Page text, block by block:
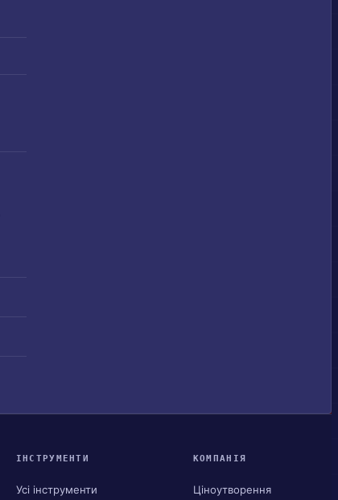
ІНСТРУМЕНТИ
Усі інструменти
КОМПАНІЯ
Ціноутворення